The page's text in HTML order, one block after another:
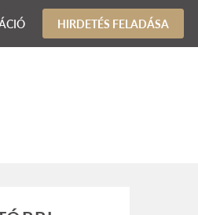
HIRDETÉS FELADÁSA